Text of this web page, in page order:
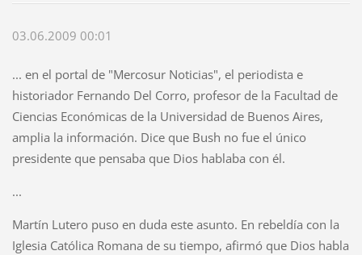
03.06.2009 00:01
... en el portal de "Mercosur Noticias", el periodista e
historiador Fernando Del Corro, profesor de la Facultad de
Ciencias Económicas de la Universidad de Buenos Aires,
amplia la información. Dice que Bush no fue el único
presidente que pensaba que Dios hablaba con él.
...
Martín Lutero puso en duda este asunto. En rebeldía con la
Iglesia Católica Romana de su tiempo, afirmó que Dios habla